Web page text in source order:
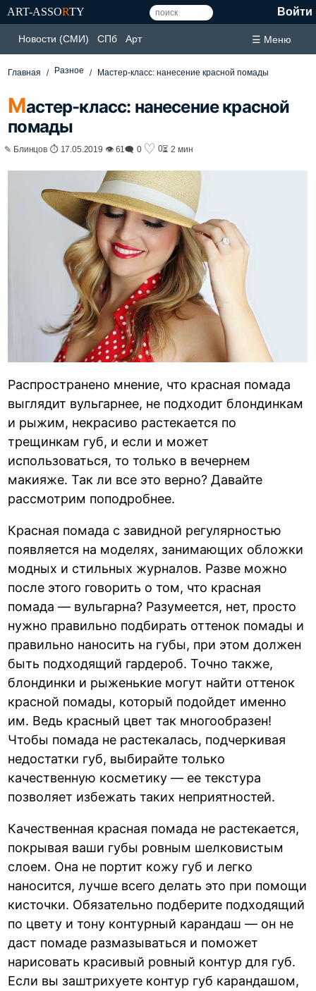
ART-ASSORTY Войти
Новости (СМИ) СПб Арт ☰ Меню
Главная Разное Мастер-класс: нанесение красной помады
Мастер-класс: нанесение красной
помады
✎ Блинцов ⏱ 17.05.2019 👁 61🗨 0 ♡ 0⏳ 2 мин
Распространено мнение, что красная помада
выглядит вульгарнее, не подходит блондинкам
и рыжим, некрасиво растекается по
трещинкам губ, и если и может
использоваться, то только в вечернем
макияже. Так ли все это верно? Давайте
рассмотрим поподробнее.
Красная помада с завидной регулярностью
появляется на моделях, занимающих обложки
модных и стильных журналов. Разве можно
после этого говорить о том, что красная
помада — вульгарна? Разумеется, нет, просто
нужно правильно подбирать оттенок помады и
правильно наносить на губы, при этом должен
быть подходящий гардероб. Точно также,
блондинки и рыженькие могут найти оттенок
красной помады, который подойдет именно
им. Ведь красный цвет так многообразен!
Чтобы помада не растекалась, подчеркивая
недостатки губ, выбирайте только
качественную косметику — ее текстура
позволяет избежать таких неприятностей.
Качественная красная помада не растекается,
покрывая ваши губы ровным шелковистым
слоем. Она не портит кожу губ и легко
наносится, лучше всего делать это при помощи
кисточки. Обязательно подберите подходящий
по цвету и тону контурный карандаш — он не
даст помаде размазываться и поможет
нарисовать красивый ровный контур для губ.
Если вы заштрихуете контур губ карандашом,